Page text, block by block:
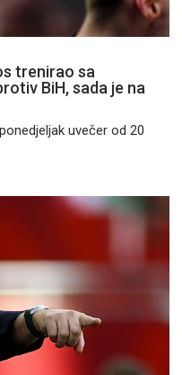
trenirao sa
BiH, sada je na
uvečer od 20